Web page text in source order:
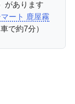
があります
ート 鹿屋霧
で約7分）